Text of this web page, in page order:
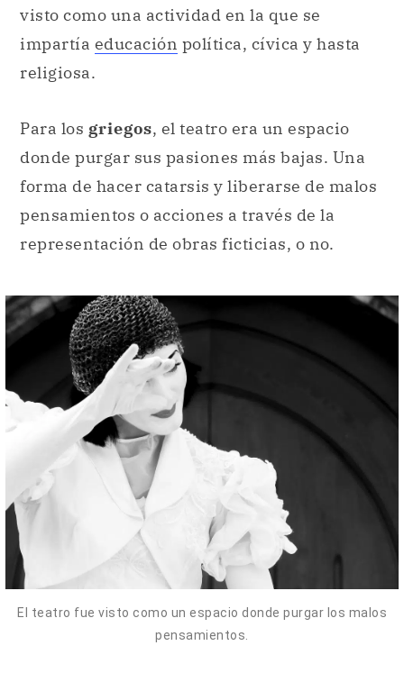
visto como una actividad en la que se
impartía educación política, cívica y hasta
religiosa.
Para los griegos, el teatro era un espacio
donde purgar sus pasiones más bajas. Una
forma de hacer catarsis y liberarse de malos
pensamientos o acciones a través de la
representación de obras ficticias, o no.
El teatro fue visto como un espacio donde purgar los malos
pensamientos.